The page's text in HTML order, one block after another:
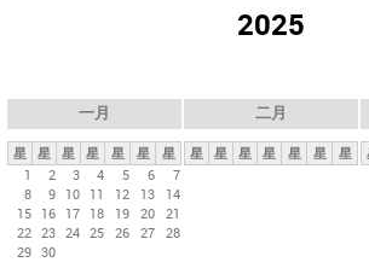
2025
一月
星 星 星 星 星 星
星
1
2 3 4 5 6
7
8
9 10 11 12 13
14
15 16 17 18 19 20 21
22 23 24 25 26 27 28
29 30
二月
星 星 星 星 星 星 星